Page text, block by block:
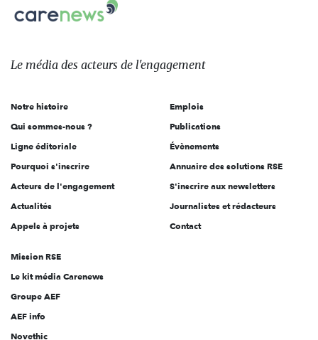
sur:
Carenews,
Le
des
l'engagement
Le média des acteurs de l'engagement
Notre histoire
Qui sommes-nous ?
Ligne éditoriale
Pourquoi s'inscrire
Acteurs de l'engagement
Actualités
Appels à projets
Emplois
Publications
Évènements
Annuaire des solutions RSE
S'inscrire aux newsletters
Journalistes et rédacteurs
Contact
Mission RSE
Le kit média Carenews
Groupe AEF
AEF info
Novethic